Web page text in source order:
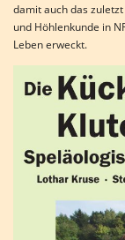
damit auch das
und Höhlenkunde in
Leben erweckt.